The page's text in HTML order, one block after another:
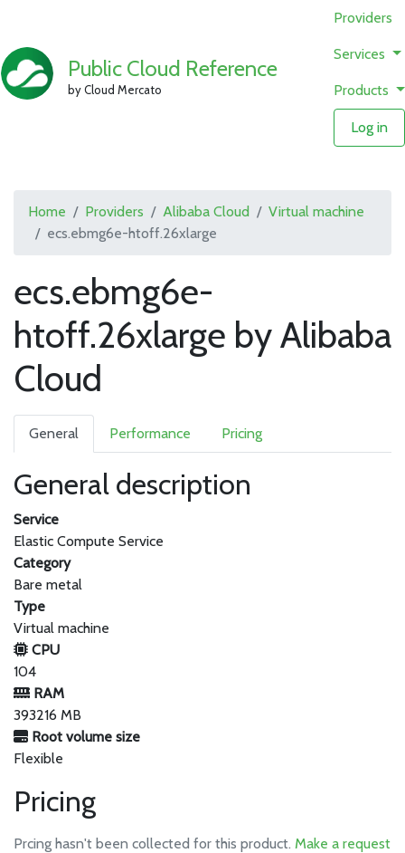
Public Cloud Reference
by Cloud Mercato
Providers
Services
Products
Log in
Home Providers Alibaba Cloud
Virtual machine
ecs.ebmg6e-htoff.26xlarge
ecs.ebmg6e-
htoff.26xlarge by Alibaba
Cloud
General Performance Pricing
General description
Service
Elastic Compute Service
Category
Bare metal
Type
Virtual machine
CPU
104
RAM
393216 MB
Root volume size
Flexible
Pricing
Prcing hasn't been collected for this product. Make a request